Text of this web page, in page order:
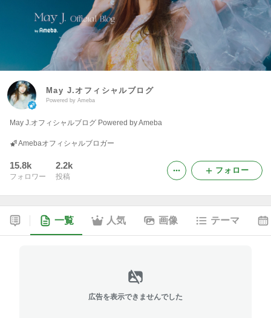
May J.オフィシャルブログ
Powered by Ameba
May J.オフィシャルブログ Powered by Ameba
Amebaオフィシャルブロガー
15.8k
フォロワー
2.2k
投稿
フォロー
一覧 人気 画像 テーマ
広告を表示できませんでした